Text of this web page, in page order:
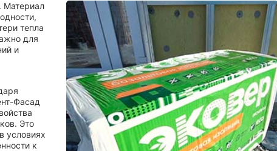
Материал
тепла
для
и
Фасад
Это
условиях
к